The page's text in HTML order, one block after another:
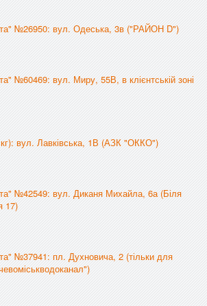
№26950: вул. Одеська, 3в ("РАЙОН D")
№60469: вул. Миру, 55В, в клієнтській зоні
вул. Лавківська, 1В (АЗК "ОККО")
№42549: вул. Диканя Михайла, 6а (Біля
17)
№37941: пл. Духновича, 2 (тільки для